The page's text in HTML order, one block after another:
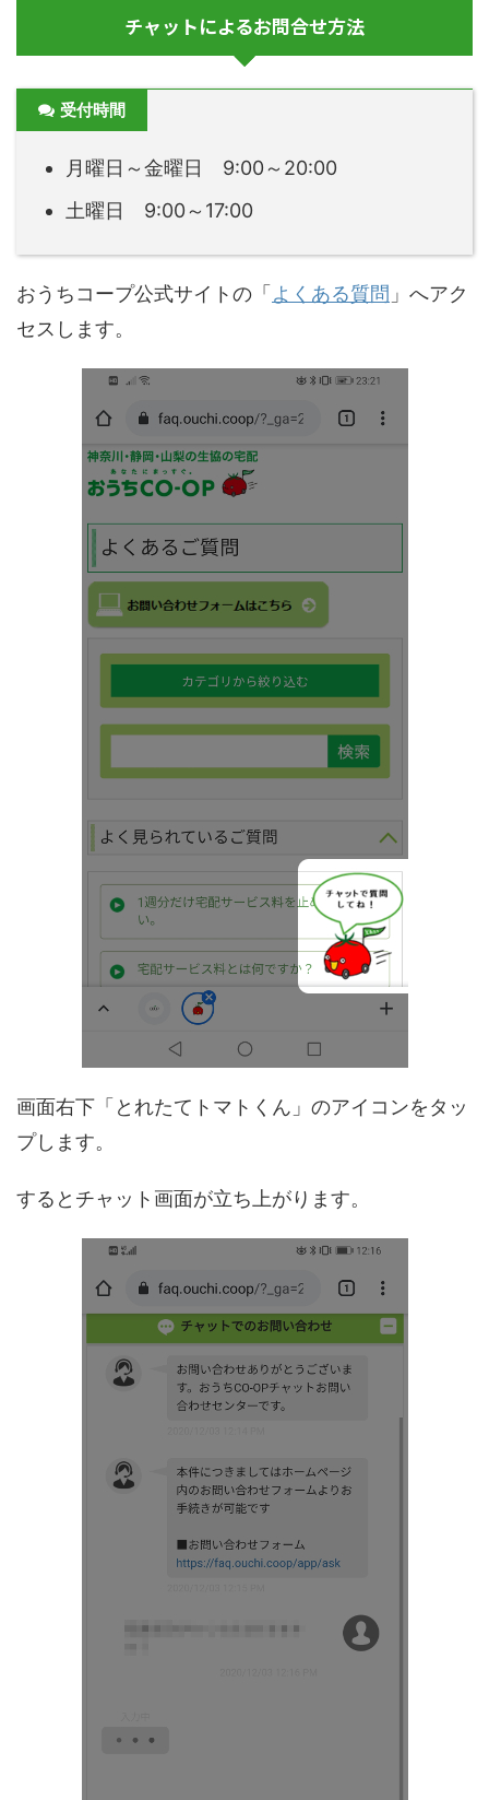
チャットによるお問合せ方法
受付時間
月曜日～金曜日 9:00～20:00
土曜日 9:00～17:00
おうちコープ公式サイトの「よくある質問 」へアク
セスします。
画面右下「とれたてトマトくん」のアイコンをタッ
プします。
するとチャット画面が立ち上がります。